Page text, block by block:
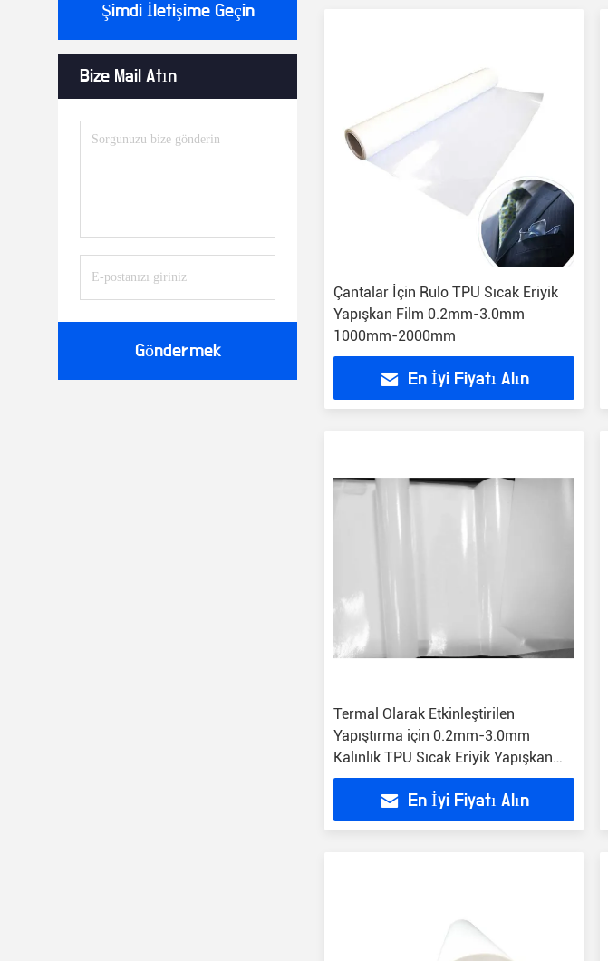
Şimdi İletişime Geçin
Bize Mail Atın
Göndermek
Çantalar İçin Rulo TPU Sıcak Eriyik
Yapışkan Film 0.2mm-3.0mm
1000mm-2000mm
En İyi Fiyatı Alın
Termal Olarak Etkinleştirilen
Yapıştırma için 0.2mm-3.0mm
Kalınlık TPU Sıcak Eriyik Yapışkan
Film
En İyi Fiyatı Alın